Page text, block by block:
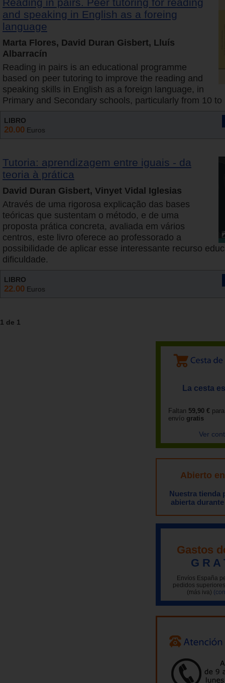
and speaking in English as a foreing
language
Marta Flores, David Duran Gisbert, Lluís
Albarracín
Reading in pairs is an educational programme
based on peer tutoring to improve the reading and
speaking skills in English as a foreign language, in
Primary and Secondary schools, particularly from 10
LIBRO
20.00 Euros
Tutoria: aprendizagem entre iguais - da
teoria à prática
David Duran Gisbert, Vinyet Vidal Iglesias
Através de uma rigorosa explicação das bases
teóricas que sustentam o método, e de uma
proposta prática concreta, avaliada em vários
centros, este livro oferece ao professorado a
possibilidade de aplicar esse interessante recurso
dificuldade.
LIBRO
22.00 Euros
1 de 1
La cesta
Faltan 59,90 €
envío gratis
Ver
Abierto
Nuestra tienda
abierta
Gastos
G R A
Envíos España
pedidos
(más iva)